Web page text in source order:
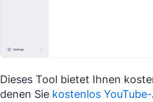
Dieses Tool bietet Ihnen
denen Sie kostenlos